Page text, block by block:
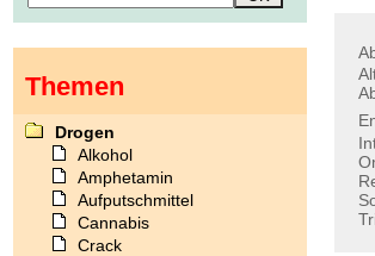
Themen
Drogen
Alkohol
Amphetamin
Aufputschmittel
Cannabis
Crack